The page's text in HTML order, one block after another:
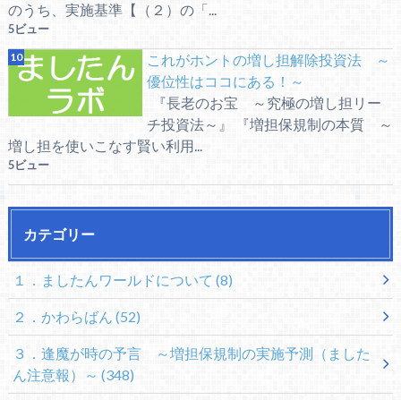
のうち、実施基準【（２）の「...
5ビュー
これがホントの増し担解除投資法 ～
優位性はココにある！～
『長老のお宝 ～究極の増し担リー
チ投資法～』 『増担保規制の本質 ～
増し担を使いこなす賢い利用...
5ビュー
カテゴリー
１．ましたんワールドについて (8)
２．かわらばん (52)
３．逢魔が時の予言 ～増担保規制の実施予測（ました
ん注意報）～ (348)